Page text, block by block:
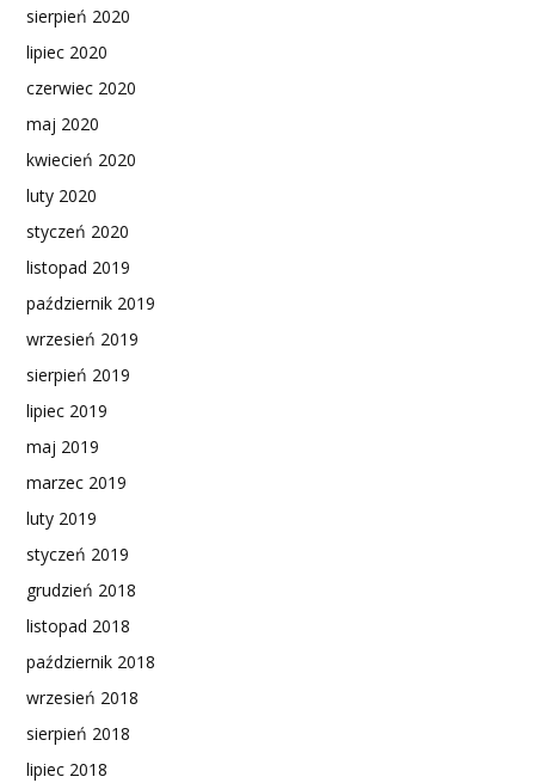
sierpień 2020
lipiec 2020
czerwiec 2020
maj 2020
kwiecień 2020
luty 2020
styczeń 2020
listopad 2019
październik 2019
wrzesień 2019
sierpień 2019
lipiec 2019
maj 2019
marzec 2019
luty 2019
styczeń 2019
grudzień 2018
listopad 2018
październik 2018
wrzesień 2018
sierpień 2018
lipiec 2018